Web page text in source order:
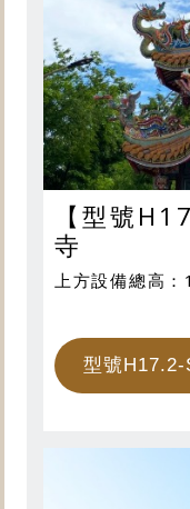
【型號
寺
上方設備總高
型號